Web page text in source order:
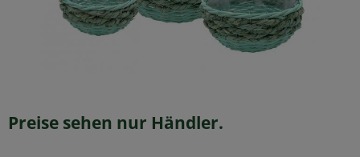
Preise sehen nur Händler.